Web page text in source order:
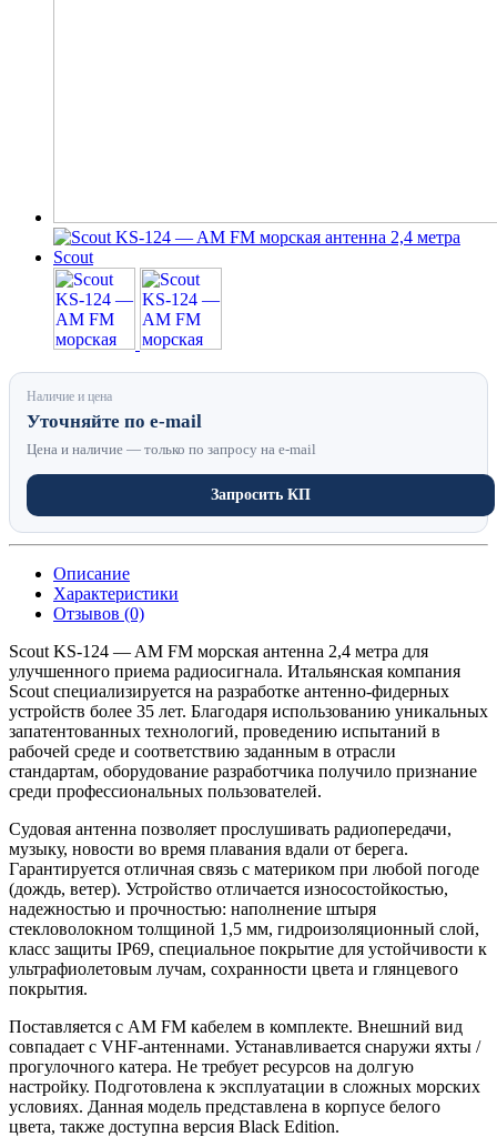
Наличие и цена
Уточняйте по e-mail
Цена и наличие — только по запросу на e-mail
Запросить КП
Описание
Характеристики
Отзывов (0)
Scout KS-124 — AM FM морская антенна 2,4 метра для
улучшенного приема радиосигнала. Итальянская компания
Scout специализируется на разработке антенно-фидерных
устройств более 35 лет. Благодаря использованию уникальных
запатентованных технологий, проведению испытаний в
рабочей среде и соответствию заданным в отрасли
стандартам, оборудование разработчика получило признание
среди профессиональных пользователей.
Судовая антенна позволяет прослушивать радиопередачи,
музыку, новости во время плавания вдали от берега.
Гарантируется отличная связь с материком при любой погоде
(дождь, ветер). Устройство отличается износостойкостью,
надежностью и прочностью: наполнение штыря
стекловолокном толщиной 1,5 мм, гидроизоляционный слой,
класс защиты IP69, специальное покрытие для устойчивости к
ультрафиолетовым лучам, сохранности цвета и глянцевого
покрытия.
Поставляется с AM FM кабелем в комплекте. Внешний вид
совпадает с VHF-антеннами. Устанавливается снаружи яхты /
прогулочного катера. Не требует ресурсов на долгую
настройку. Подготовлена к эксплуатации в сложных морских
условиях. Данная модель представлена в корпусе белого
цвета, также доступна версия Black Edition.